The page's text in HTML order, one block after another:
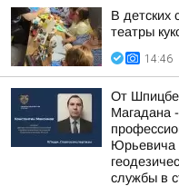
В детских
театры
14:46
От
Магадана
Юрьевича
службы в